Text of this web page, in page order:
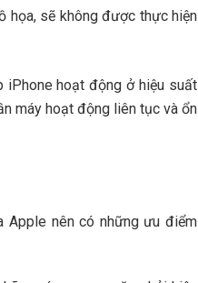
họa, sẽ không được thực hiện
iPhone hoạt động ở hiệu suất
máy hoạt động liên tục và ổn
Apple nên có những ưu điểm